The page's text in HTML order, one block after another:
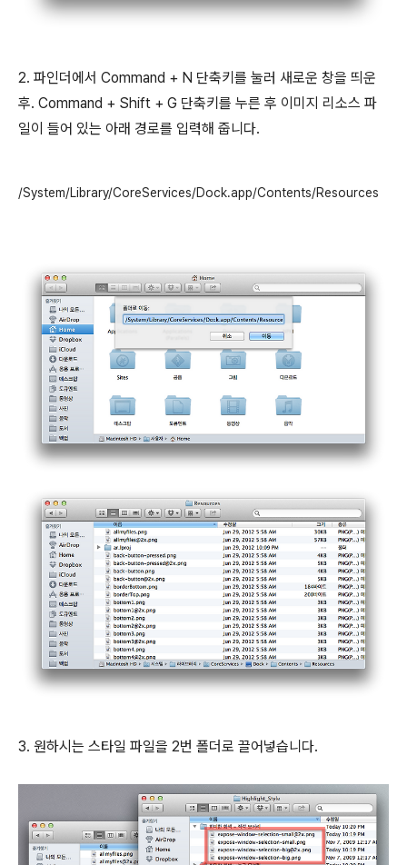
2. 파인더에서 Command + N 단축키를 눌러 새로운 창을 띄운
후. Command + Shift + G 단축키를 누른 후 이미지 리소스 파
일이 들어 있는 아래 경로를 입력해 줍니다.
/System/Library/CoreServices/Dock.app/Contents/Resources
3. 원하시는 스타일 파일을 2번 폴더로 끌어넣습니다.